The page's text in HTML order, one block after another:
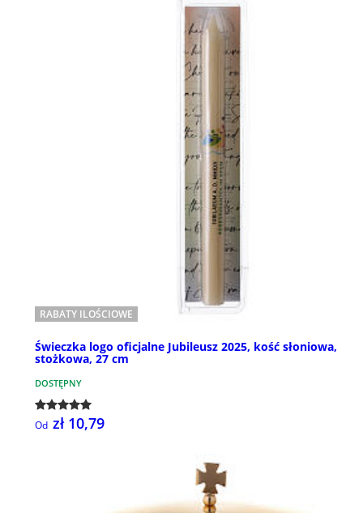
RABATY ILOŚCIOWE
Świeczka logo oficjalne Jubileusz 2025, kość słoniowa,
stożkowa, 27 cm
DOSTĘPNY
Od zł 10,79